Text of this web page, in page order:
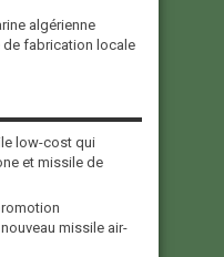
algérienne
de fabrication locale
low-cost qui
et missile de
missile air-